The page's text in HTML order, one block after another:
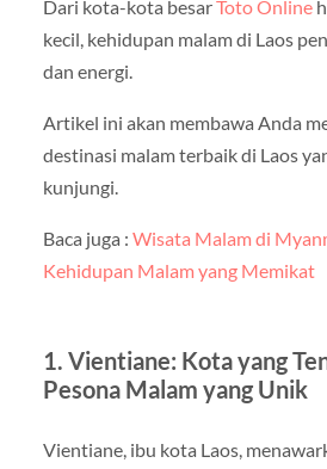
Dari kota-kota besarToto Online
kecil, kehidupan malam di Laos
dan energi.
Artikel ini akan membawa Anda
destinasi malam terbaik di Laos
kunjungi.
Baca juga : Wisata Malam di
Kehidupan Malam yang Memikat
1. Vientiane: Kota yang
Pesona Malam yang Unik
Vientiane, ibu kota Laos,